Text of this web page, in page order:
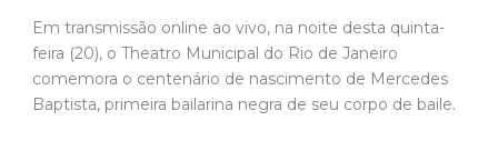
Em transmissão online ao vivo, na noite desta quinta-
feira (20), o Theatro Municipal do Rio de Janeiro
comemora o centenário de nascimento de Mercedes
Baptista, primeira bailarina negra de seu corpo de baile.